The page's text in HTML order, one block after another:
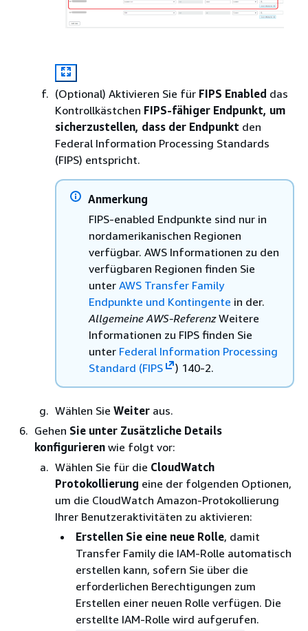
(Optional) Aktivieren Sie für FIPS Enabled das
Kontrollkästchen FIPS-fähiger Endpunkt, um
sicherzustellen, dass der Endpunkt den
Federal Information Processing Standards
(FIPS) entspricht.
Anmerkung
FIPS-enabled Endpunkte sind nur in
nordamerikanischen Regionen
verfügbar. AWS Informationen zu den
verfügbaren Regionen finden Sie
unter AWS Transfer Family
Endpunkte und Kontingente in der.
Allgemeine AWS-ReferenzWeitere
Informationen zu FIPS finden Sie
unter Federal Information Processing
Standard (FIPS
) 140-2.
Wählen Sie Weiter aus.
Gehen Sie unter Zusätzliche Details
konfigurieren wie folgt vor:
Wählen Sie für die CloudWatch
Protokollierung eine der folgenden Optionen,
um die CloudWatch Amazon-Protokollierung
Ihrer Benutzeraktivitäten zu aktivieren:
Erstellen Sie eine neue Rolle, damit
Transfer Family die IAM-Rolle automatisch
erstellen kann, sofern Sie über die
erforderlichen Berechtigungen zum
Erstellen einer neuen Rolle verfügen. Die
erstellte IAM-Rolle wird aufgerufen.